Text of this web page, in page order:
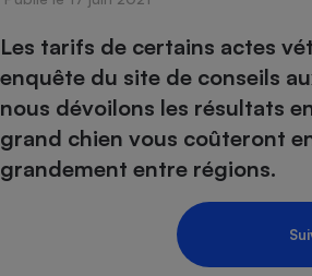
Les tarifs de certains actes
enquête du site de conseils
nous dévoilons les résultats
grand chien vous coûteront
grandement entre régions.
Choisir son fioul
Choisir son pellet
Comparateur assurance
Energie Moins Chère Ensemble
nous ?